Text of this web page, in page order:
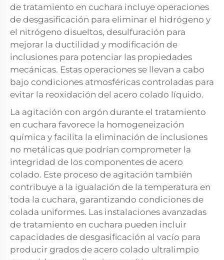
de tratamiento en cuchara incluye operaciones
de desgasificación para eliminar el hidrógeno y
el nitrógeno disueltos, desulfuración para
mejorar la ductilidad y modificación de
inclusiones para potenciar las propiedades
mecánicas. Estas operaciones se llevan a cabo
bajo condiciones atmosféricas controladas para
evitar la reoxidación del acero colado líquido.
La agitación con argón durante el tratamiento
en cuchara favorece la homogeneización
química y facilita la eliminación de inclusiones
no metálicas que podrían comprometer la
integridad de los componentes de acero
colado. Este proceso de agitación también
contribuye a la igualación de la temperatura en
toda la cuchara, garantizando condiciones de
colada uniformes. Las instalaciones avanzadas
de tratamiento en cuchara pueden incluir
capacidades de desgasificación al vacío para
producir grados de acero colado ultralimpio